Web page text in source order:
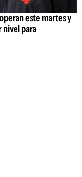
este martes y
nivel para